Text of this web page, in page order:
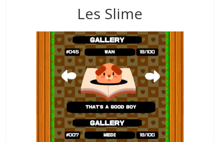
Les Slime